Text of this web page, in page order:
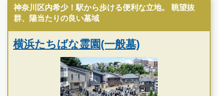
す
横浜たちばな霊園の特徴
神奈川区内希少！駅から歩ける便利な立地。 眺望抜
群、陽当たりの良い墓域
横浜たちばな霊園(一般墓)